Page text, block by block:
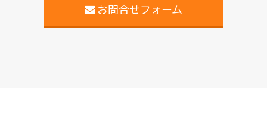
お問合せフォーム